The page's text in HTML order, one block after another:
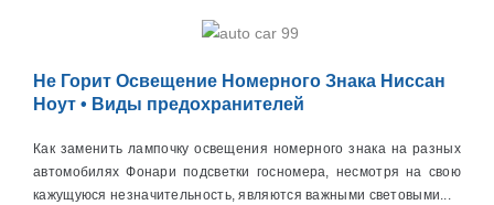
Не Горит Освещение Номерного Знака Ниссан
Ноут • Виды предохранителей
Как заменить лампочку освещения номерного знака на разных
автомобилях Фонари подсветки госномера, несмотря на свою
кажущуюся незначительность, являются важными световыми...